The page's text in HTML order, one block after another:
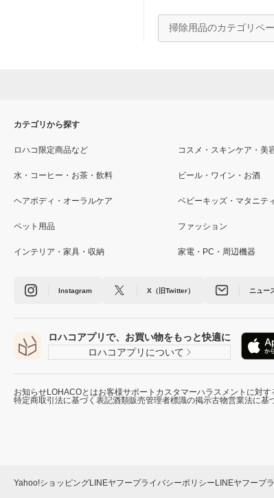
掃除用品のカテゴリペ
カテゴリから探す
ロハコ限定商品など コスメ・スキンケア・美
水・コーヒー・お茶・飲料 ビール・ワイン・お酒
ヘアボディ・オーラルケア ベビーキッズ・マタニテ
ペット用品 ファッション
インテリア・家具・収納 家電・PC・周辺機器
Instagram X（旧Twitter） ニュー
ロハコアプリで、お買い物をもっと快適に
ロハコアプリについて
お知らせLOHACOとはお客様サポート カスタマーハラスメントに対す
特定商取引法に基づく表記酒類販売管理者標識の掲示古物営業法に基
Yahoo!ショッピングLINEヤフープライバシーポリシー LINEヤフープ